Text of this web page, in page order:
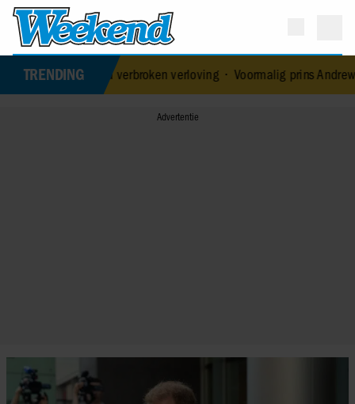
TRENDING
na verbroken verloving•Voormalig prins Andrew werd